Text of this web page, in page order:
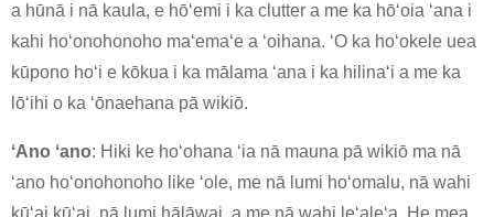
a hūnā i nā kaula, e hōʻemi i ka clutter a me ka hōʻoia ʻana i
kahi hoʻonohonoho maʻemaʻe a ʻoihana. ʻO ka hoʻokele uea
kūpono hoʻi e kōkua i ka mālama ʻana i ka hilinaʻi a me ka
lōʻihi o ka ʻōnaehana pā wikiō.
ʻAno ʻano: Hiki ke hoʻohana ʻia nā mauna pā wikiō ma nā
ʻano hoʻonohonoho like ʻole, me nā lumi hoʻomalu, nā wahi
E KOHO I KOU HOIKE
ʻO wau
×
E HOIKE I KOU IKE